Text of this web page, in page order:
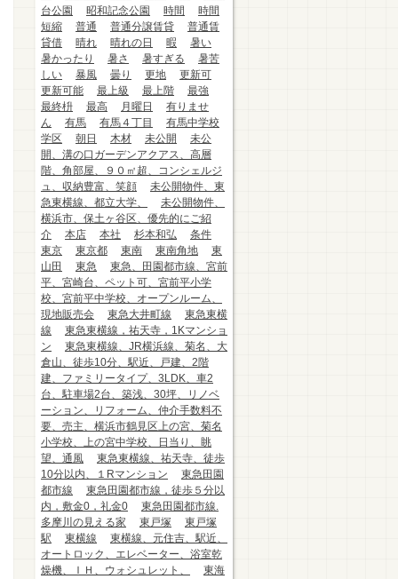
台公園
昭和記念公園 時間
時間
短縮
普通 普通分譲賃貸
普通賃
貸借
晴れ 晴れの日 暇
暑い
暑かったり
暑さ 暑すぎる
暑苦
しい
暴風 曇り 更地
更新可
更新可能
最上級 最上階
最強
最終枡
最高 月曜日
有りませ
ん
有馬 有馬４丁目
有馬中学校
学区
朝日 木材 未公開
未公
開、溝の口ガーデンアクアス、高層
階、角部屋、９０㎡超、コンシェルジ
ュ、収納豊富、笑顔
未公開物件、東
急東横線、都立大学、
未公開物件、
横浜市、保土ヶ谷区、優先的にご紹
介
本店 本社 杉本和弘
条件
東京
東京都 東南 東南角地
東
山田
東急
東急、田園都市線、宮前
平、宮崎台、ペット可、宮前平小学
校、宮前平中学校、オープンルーム、
現地販売会
東急大井町線
東急東横
線
東急東横線，祐天寺，1Kマンショ
ン
東急東横線、JR横浜線、菊名、大
倉山、徒歩10分、駅近、戸建、2階
建、ファミリータイプ、3LDK、車2
台、駐車場2台、築浅、30坪、リノベ
ーション、リフォーム、仲介手数料不
要、売主、横浜市鶴見区上の宮、菊名
小学校、上の宮中学校、日当り、眺
望、通風
東急東横線、祐天寺、徒歩
10分以内、１Rマンション
東急田園
都市線
東急田園都市線，徒歩５分以
内，敷金0，礼金0
東急田園都市線.
多摩川の見える家
東戸塚
東戸塚
駅
東横線
東横線、元住吉、駅近、
オートロック、エレベーター、浴室乾
燥機、ＩＨ、ウォシュレット、
東海